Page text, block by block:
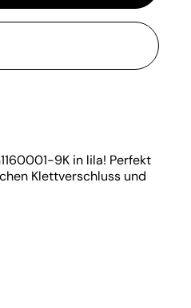
9K in lila! Perfekt
Klettverschluss und